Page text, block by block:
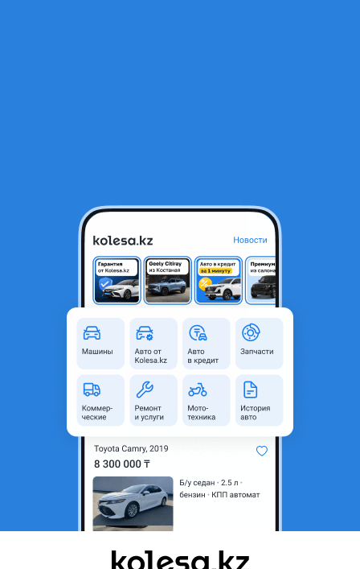
Omoda S5 2026 года в Туркестане
28 предложений
7 490 000 - 7 990 000 ₸
Цены и комплектации Описание
КомплектацииТуркестан
Сравнить все комплектации